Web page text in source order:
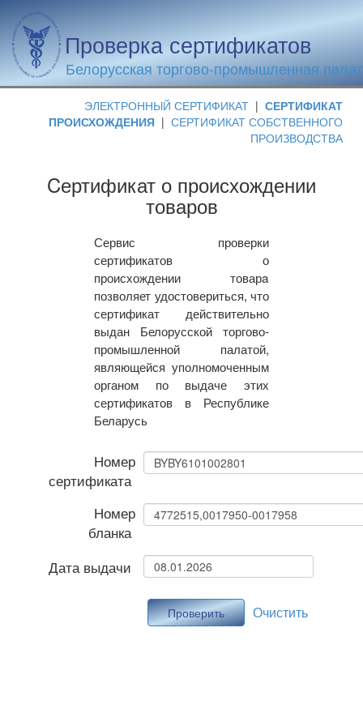
Проверка сертификатов
Белорусская торгово-промышленная
ЭЛЕКТРОННЫЙ СЕРТИФИКАТ | СЕРТИФИКАТ
ПРОИСХОЖДЕНИЯ | СЕРТИФИКАТ СОБСТВЕННОГО
ПРОИЗВОДСТВА
Cертификат о происхождении
товаров
Сервис проверки
сертификатов о
происхождении товарa
позволяет удостовериться, что
сертификат действительно
выдан Белорусской торгово-
промышленной палатой,
являющейся уполномоченным
органом по выдаче этих
сертификатов в Республике
Беларусь
Номер
сертификата
Номер
бланка
Дата выдачи
Проверить Очистить